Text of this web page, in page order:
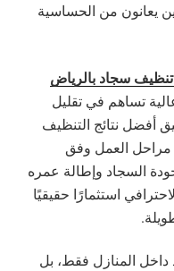
يعانون من الحساسية
سجاد بالرياض
تساهم في تقليل
أفضل نتائج التنظيف
مراحل العمل وفق
السجاد وإطالة عمره
استثمارًا حقيقيًا
داخل المنازل فقط، بل